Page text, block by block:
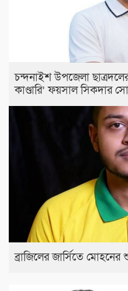
চন্দনাইশ উপজেলা
কাণ্ডারি’ ফয়সাল সিকদার
ব্রাজিলের জার্সিতে মোহনের